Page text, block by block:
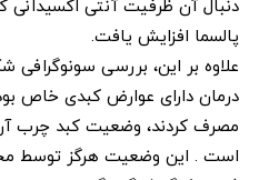
دنبال آن ظرفیت آنتی اکسیدانی
پالسما افزایش یافت.
علاوه بر این، بررسی سونوگرافی
درمان دارای عوارض کبدی خاص
مصرف کردند، وضعیت کبد چرب
است . این وضعیت هرگز توسط